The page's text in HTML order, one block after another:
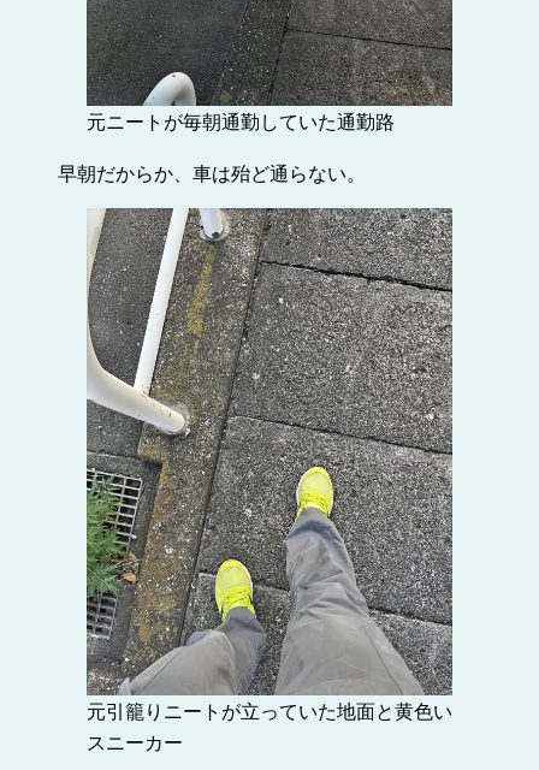
元ニートが毎朝通勤していた通勤路
早朝だからか、車は殆ど通らない。
元引籠りニートが立っていた地面と黄色い
スニーカー